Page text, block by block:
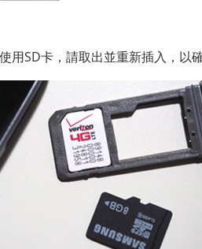
SD卡，請取出並重新插入，以確